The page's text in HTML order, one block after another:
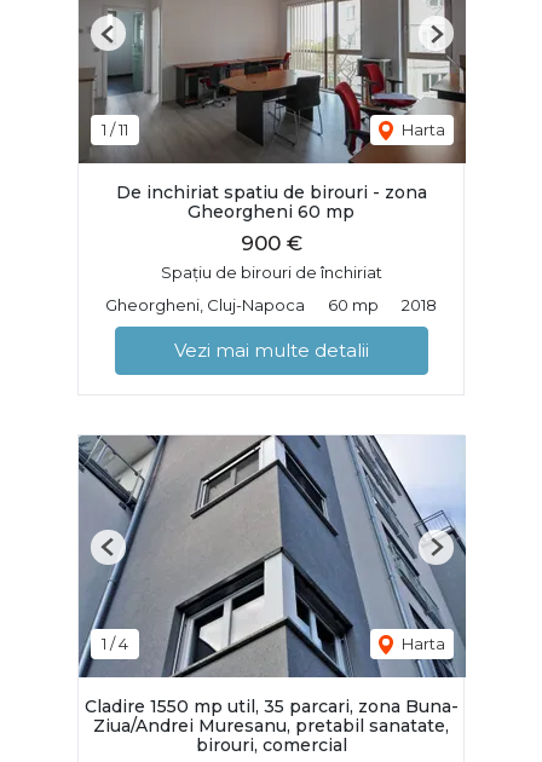
1 /11 Harta
Previous Next
De inchiriat spatiu de birouri - zona
Gheorgheni 60 mp
900 €
Spațiu de birouri de închiriat
Gheorgheni, Cluj-Napoca
60 mp 2018
Vezi mai multe detalii
1 /4 Harta
Previous Next
Cladire 1550 mp util, 35 parcari, zona Buna-
Ziua/Andrei Muresanu, pretabil sanatate,
birouri, comercial